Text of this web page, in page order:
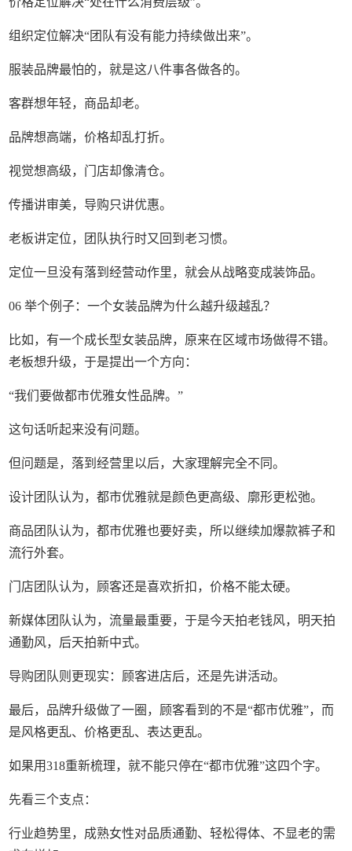
组织定位解决“团队有没有能力持续做出来”。
服装品牌最怕的，就是这八件事各做各的。
客群想年轻，商品却老。
品牌想高端，价格却乱打折。
视觉想高级，门店却像清仓。
传播讲审美，导购只讲优惠。
老板讲定位，团队执行时又回到老习惯。
定位一旦没有落到经营动作里，就会从战略变成装饰品。
06 举个例子：一个女装品牌为什么越升级越乱？
比如，有一个成长型女装品牌，原来在区域市场做得不错。
老板想升级，于是提出一个方向：
“我们要做都市优雅女性品牌。”
这句话听起来没有问题。
但问题是，落到经营里以后，大家理解完全不同。
设计团队认为，都市优雅就是颜色更高级、廓形更松弛。
商品团队认为，都市优雅也要好卖，所以继续加爆款裤子和
流行外套。
门店团队认为，顾客还是喜欢折扣，价格不能太硬。
新媒体团队认为，流量最重要，于是今天拍老钱风，明天拍
通勤风，后天拍新中式。
导购团队则更现实：顾客进店后，还是先讲活动。
最后，品牌升级做了一圈，顾客看到的不是“都市优雅”，而
是风格更乱、价格更乱、表达更乱。
如果用318重新梳理，就不能只停在“都市优雅”这四个字。
先看三个支点：
行业趋势里，成熟女性对品质通勤、轻松得体、不显老的需